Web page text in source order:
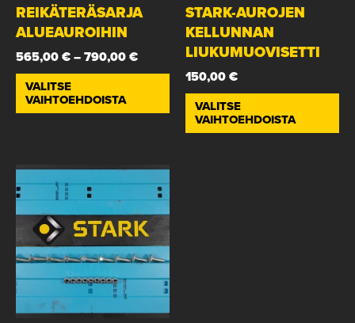
REIKÄTERÄSARJA
ALUEAUROIHIN
565,00€–790,00€
VALITSE
VAIHTOEHDOISTA
STARK-AUROJEN
KELLUNNAN
LIUKUMUOVISETTI
150,00€
VALITSE
VAIHTOEHDOISTA